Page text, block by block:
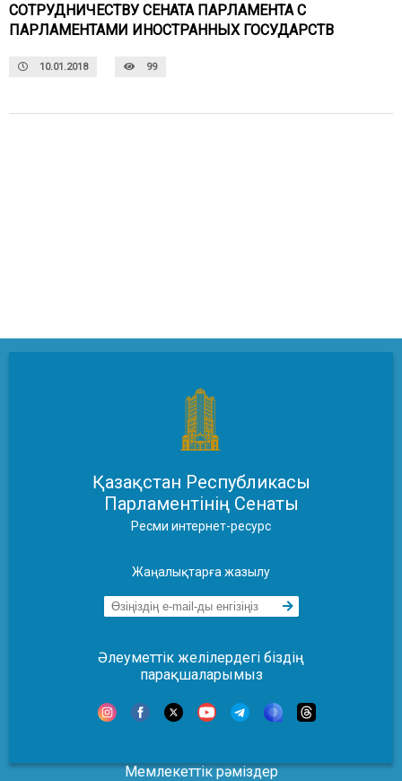
СОТРУДНИЧЕСТВУ СЕНАТА ПАРЛАМЕНТА С
ПАРЛАМЕНТАМИ ИНОСТРАННЫХ ГОСУДАРСТВ
10.01.2018 99
Қазақстан Республикасы
Парламентінің Сенаты
Ресми интернет-ресурс
Жаңалықтарға жазылу
Әлеуметтік желілердегі біздің
парақшаларымыз
Мемлекеттік рәміздер